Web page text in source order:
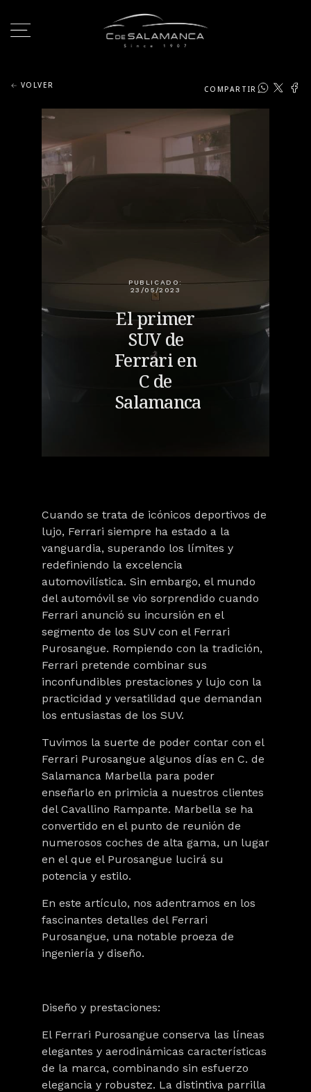
VOLVER COMPARTIR
PUBLICADO:
23/05/2023
El primer
SUV de
Ferrari en
C de
Salamanca
Cuando se trata de icónicos deportivos de
lujo, Ferrari siempre ha estado a la
vanguardia, superando los límites y
redefiniendo la excelencia
automovilística. Sin embargo, el mundo
del automóvil se vio sorprendido cuando
Ferrari anunció su incursión en el
segmento de los SUV con el Ferrari
Purosangue. Rompiendo con la tradición,
Ferrari pretende combinar sus
inconfundibles prestaciones y lujo con la
practicidad y versatilidad que demandan
los entusiastas de los SUV.
Tuvimos la suerte de poder contar con el
Ferrari Purosangue algunos días en C. de
Salamanca Marbella para poder
enseñarlo en primicia a nuestros clientes
del Cavallino Rampante. Marbella se ha
convertido en el punto de reunión de
numerosos coches de alta gama, un lugar
en el que el Purosangue lucirá su
potencia y estilo.
En este artículo, nos adentramos en los
fascinantes detalles del Ferrari
Purosangue, una notable proeza de
ingeniería y diseño.
Diseño y prestaciones:
El Ferrari Purosangue conserva las líneas
elegantes y aerodinámicas características
de la marca, combinando sin esfuerzo
elegancia y robustez. La distintiva parrilla